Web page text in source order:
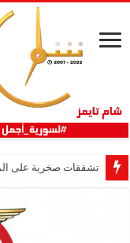
تشققات صخرية على